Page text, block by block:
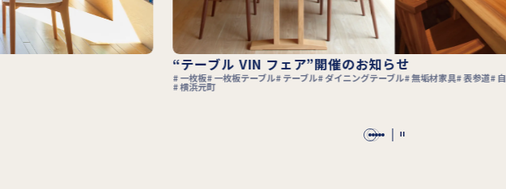
無垢材家具が使う「楽しみ」と「幸せ」をもたら
無垢材家具 無垢材 家具 家具選び 表参道 自由が丘 吉祥寺 横浜元町